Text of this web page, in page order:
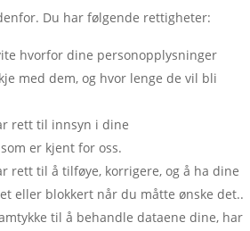
Du har følgende rettigheter:
hvorfor dine personopplysninger
med dem, og hvor lenge de vil bli
rett til innsyn i dine
er kjent for oss.
rett til å tilføye, korrigere, og å ha dine
eller blokkert når du måtte ønske det..
til å behandle dataene dine, har